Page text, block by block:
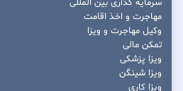
سرمایه گذاری بین المللی
مهاجرت و اخذ اقامت
وکیل مهاجرت و ویزا
تمکن مالی
ویزا پزشکی
ویزا شینگن
ویزا کاری